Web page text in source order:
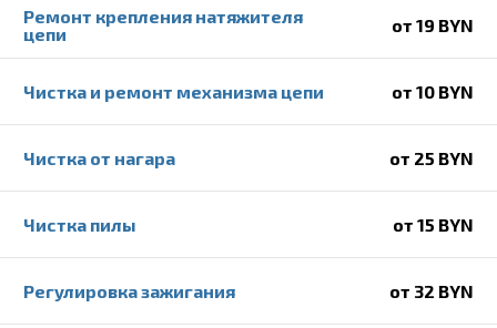
Ремонт крепления натяжителя
цепи
от 19 BYN
Чистка и ремонт механизма цепи от 10 BYN
Чистка от нагара от 25 BYN
Чистка пилы от 15 BYN
Регулировка зажигания от 32 BYN